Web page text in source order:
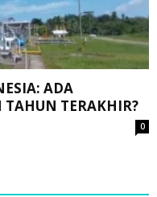
ADA
TAHUN TERAKHIR?
0